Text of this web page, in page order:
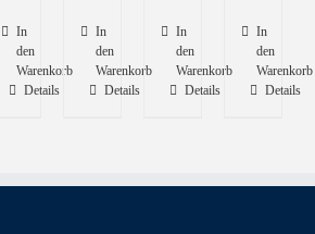
In
den
Warenkorb
Details
In
den
Warenkorb
Details
In
den
Warenkorb
Details
In
den
Warenkorb
Details